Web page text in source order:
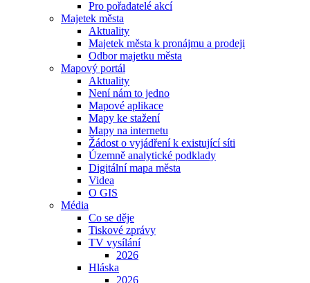
Pro pořadatelé akcí
Majetek města
Aktuality
Majetek města k pronájmu a prodeji
Odbor majetku města
Mapový portál
Aktuality
Není nám to jedno
Mapové aplikace
Mapy ke stažení
Mapy na internetu
Žádost o vyjádření k existující síti
Územně analytické podklady
Digitální mapa města
Videa
O GIS
Média
Co se děje
Tiskové zprávy
TV vysílání
2026
Hláska
2026